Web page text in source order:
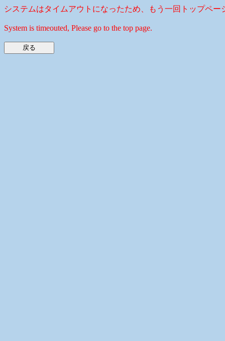
システムはタイムアウトになったため、もう一回トップペー
System is timeouted, Please go to the top page.